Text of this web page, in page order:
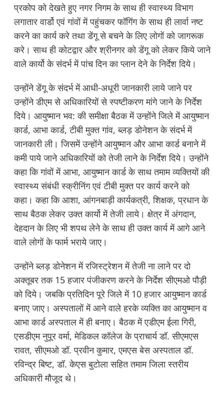
प्रकोप को देखते हुए नगर निगम के साथ ही स्वास्थ्य विभाग
लगातार वार्डो एवं गांवों में पहुंचकर फॉगिंग के साथ ही लार्वा नष्ट
करने का कार्य करे तथा डेंगू से बचने के लिए लोगों को जागरूक
करे। साथ ही कोटद्वार और श्रीनगर को डेंगू को लेकर किये जाने
वाले कार्यो के संदर्भ में पांच दिन का प्लान देने के निर्देश दिये।
उन्होंने डेंगू के संदर्भ में आधी-अधूरी जानकारी लाये जाने पर
उन्होंने डीएम से अधिकारियों से स्पष्टीकरण मांगे जाने के निर्देश
दिये। आयुष्मान भव: की समीक्षा बैठक में उन्होंने जिले में आयुष्मान
कार्ड, आभा कार्ड, टीबी मुक्त गांव, ब्लड़ डोनेशन के संदर्भ में
जानकारी ली। जिसमें उन्होंने आयुष्मान और आभा कार्ड बनाने में
कमी पाये जाने अधिकारियों को तेजी लाने के निर्देश दिये। उन्होंने
कहा कि गांवों में आभा, आयुष्मान कार्ड के साथ तमाम व्यक्तियों की
स्वास्थ्य संबंधी स्क्रीनिंग एवं टीबी मुक्त पर कार्य करने को
कहा। कहा कि आशा, आंगनबाड़ी कार्यकत्री, शिक्षक, प्रधान के
साथ बैठक लेकर उक्त कार्यो में तेजी लाये। क्षेत्र में अंगदान,
देहदान के लिए भी शपथ लेने के साथ ही उक्त कार्य में आगे आने
वाले लोगों के फार्म भराये जाए।
उन्होंने ब्लड़ डोनेशन में रजिस्ट्रेशन में तेजी ना लाने पर दो
अक्तूबर तक 15 हजार पंजीकरण करने के निर्देश सीएमओ पौड़ी
को दिये। जबकि प्रतिदिन पूरे जिले में 10 हजार आयुष्मान कार्ड
बनाए जाए। अस्पतालों में आने वाले हरके व्यक्ति का आयुष्मान व
आभा कार्ड अस्पताल में ही बनाए। बैठक में एडीएम ईला गिरी,
एसडीएम नुपूर वर्मा, मेडिकल कॉलेज के प्राचार्य डॉ. सीएमएस
रावत, सीएमओ डॉ. प्रवीन कुमार, एमएस बेस अस्पताल डॉ.
रविन्द्र बिष्ट, डॉ. केएस बुटोला सहित तमाम जिला स्तरीय
अधिकारी मौजूद थे।